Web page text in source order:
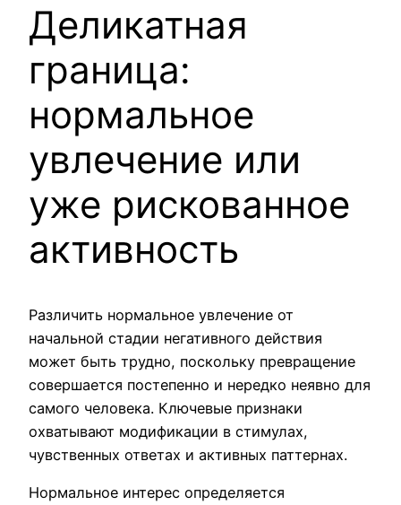
Деликатная
граница:
нормальное
увлечение или
уже рискованное
активность
Различить нормальное увлечение от
начальной стадии негативного действия
может быть трудно, поскольку превращение
совершается постепенно и нередко неявно для
самого человека. Ключевые признаки
охватывают модификации в стимулах,
чувственных ответах и активных паттернах.
Нормальное интерес определяется